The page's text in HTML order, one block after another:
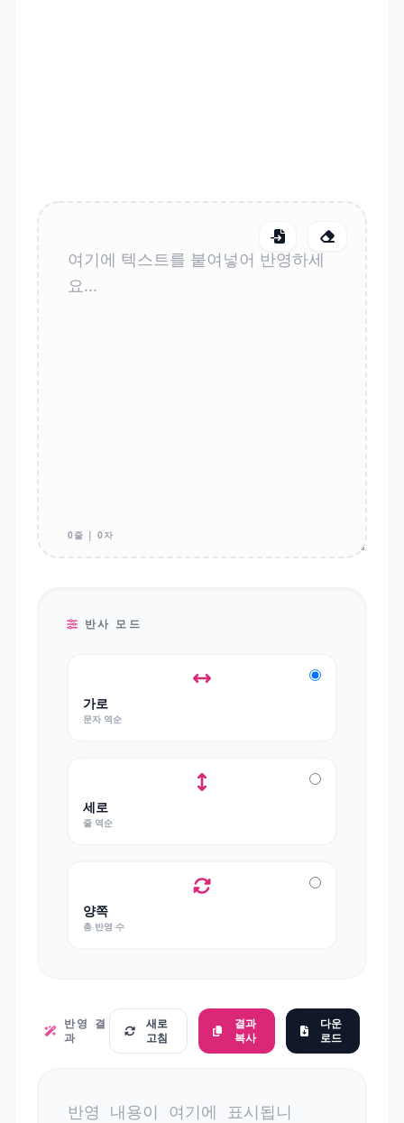
0줄 | 0자
반사 모드
가로
문자 역순
세로
줄 역순
양쪽
총 반영 수
반영 결
과
새로
고침
결과
복사
다운
로드